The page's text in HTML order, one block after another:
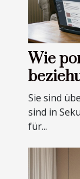
Wie
Sie sind
sind in
für...